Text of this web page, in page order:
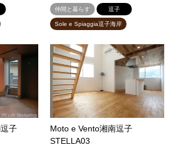
仲間と暮らす 逗子
Sole e Spiaggia逗子海岸
子
Moto e Vento湘南逗子
STELLA03